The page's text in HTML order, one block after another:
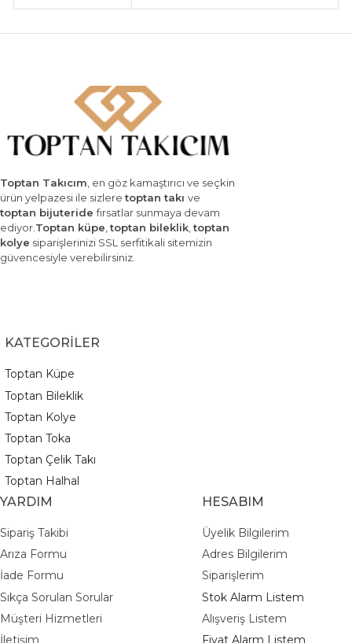
Toptan Takıcım, en göz kamaştırıcı ve seçkin
ürün yelpazesi ile sizleretoptan takı ve
toptan bijuteridefırsatlar sunmaya devam
ediyor.Toptan küpe,toptan bileklik,toptan
kolye siparişlerinizi SSL serfitikali sitemizin
güvencesiyle verebilirsiniz.
KATEGORİLER
Toptan Küpe
Toptan Bileklik
Toptan Kolye
Toptan Toka
Toptan Çelik Takı
Toptan Halhal
YARDIM
Sipariş Takibi
Arıza Formu
İade Formu
Sıkça Sorulan Sorular
Müşteri Hizmetleri
İletişim
HESABIM
Üyelik Bilgilerim
Adres Bilgilerim
Siparişlerim
Stok Alarm Listem
Alışveriş Listem
Fiyat Alarm Listem